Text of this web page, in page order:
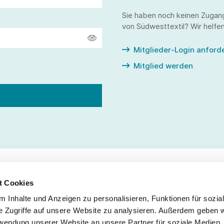
Cookies
Inhalte und Anzeigen zu personalisieren, Funktionen für
Zugriffe auf unsere Website zu analysieren. Außerdem geben
Sie haben noch keinen
von Südwesttextil? Wir
Mitglieder-Login
Mitglied werden
Service